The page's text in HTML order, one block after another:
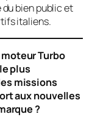
bien public et
italiens.
Turbo
plus
missions
aux nouvelles
?